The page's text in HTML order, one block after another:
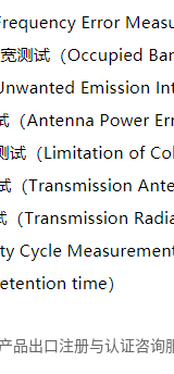
品出口注册与认证咨